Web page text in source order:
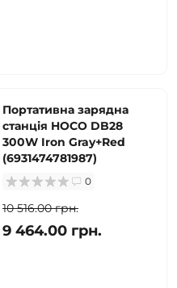
Портативна зарядна
станція HOCO DB28
300W Iron Gray+Red
(6931474781987)
0
10 516.00 грн.
9 464.00 грн.